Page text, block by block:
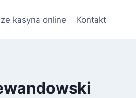
kasyna online Kontakt